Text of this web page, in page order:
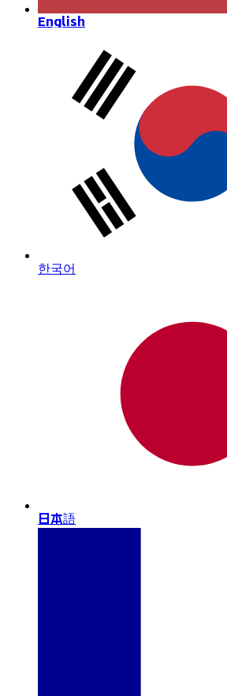
English
한국어
日本語